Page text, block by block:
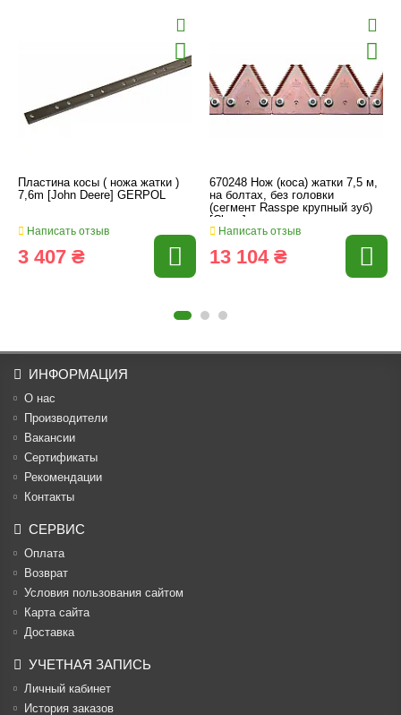
Пластина косы ( ножа жатки )
7,6m [John Deere] GERPOL
Написать отзыв
3 407 ₴
670248 Нож (коса) жатки 7,5 м,
на болтах, без головки
(сегмент Rasspe крупный зуб)
[Claas]
Написать отзыв
13 104 ₴
ИНФОРМАЦИЯ
О нас
Производители
Вакансии
Cертификаты
Рекомендации
Контакты
СЕРВИС
Оплата
Возврат
Условия пользования сайтом
Карта сайта
Доставка
УЧЕТНАЯ ЗАПИСЬ
Личный кабинет
История заказов